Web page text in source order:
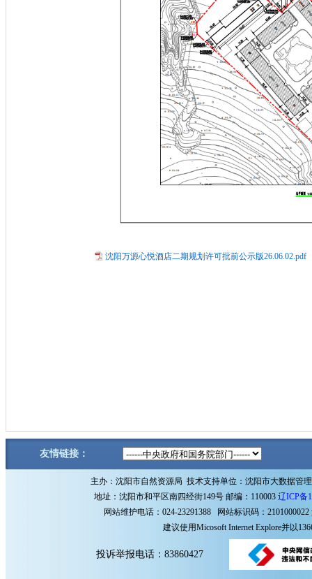
沈阳万源心悦酒店二期规划许可批前公示版26.06.02.pdf
友情链接：
主办：沈阳市自然资源局 技术支持单位：沈阳市大数据管
地址：沈阳市和平区南四经街149号 邮编：110003 辽ICP备
网站维护电话：024-23291388 网站标识码：2101000022
建议使用Micosoft Internet Explore并以
投诉举报电话：83860427